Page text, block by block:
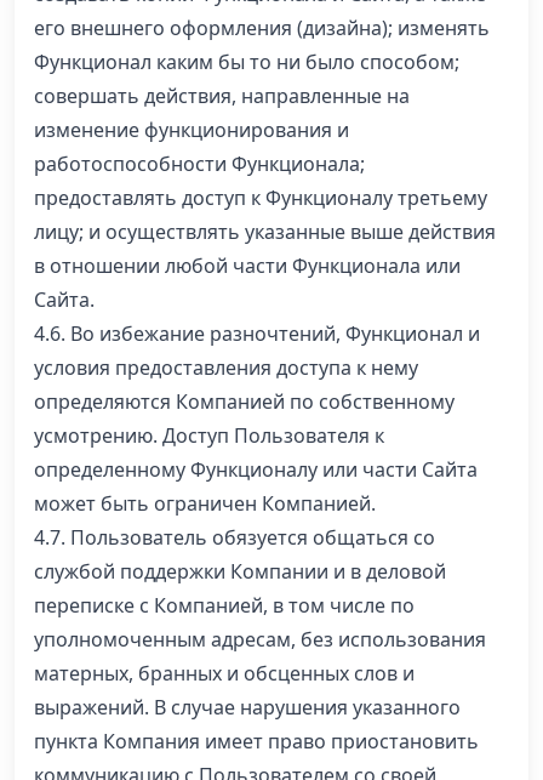
его внешнего оформления (дизайна); изменять
Функционал каким бы то ни было способом;
совершать действия, направленные на
изменение функционирования и
работоспособности Функционала;
предоставлять доступ к Функционалу третьему
лицу; и осуществлять указанные выше действия
в отношении любой части Функционала или
Сайта.
4.6. Во избежание разночтений, Функционал и
условия предоставления доступа к нему
определяются Компанией по собственному
усмотрению. Доступ Пользователя к
определенному Функционалу или части Сайта
может быть ограничен Компанией.
4.7. Пользователь обязуется общаться со
службой поддержки Компании и в деловой
переписке с Компанией, в том числе по
уполномоченным адресам, без использования
матерных, бранных и обсценных слов и
выражений. В случае нарушения указанного
пункта Компания имеет право приостановить